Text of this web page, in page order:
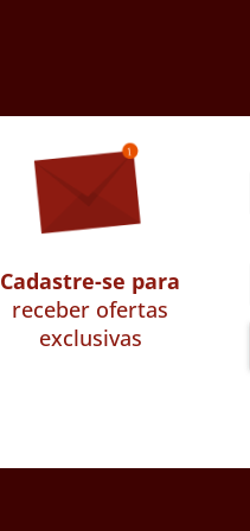
Cadastre-se para
receber ofertas
exclusivas